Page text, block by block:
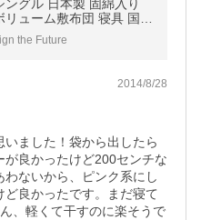
ングル 日本製 固綿入り
ューム敷布団 寝具 国産
the Future
2014/8/28
ました！袋から出したら
良かったけど200センチな
ないから、ピンク系にし
良かったです。まだ寝て
、軽くて干すのに楽そうで